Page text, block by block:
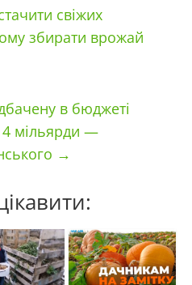
свіжих
збирати врожай
в бюджеті
4 мільярди —
→